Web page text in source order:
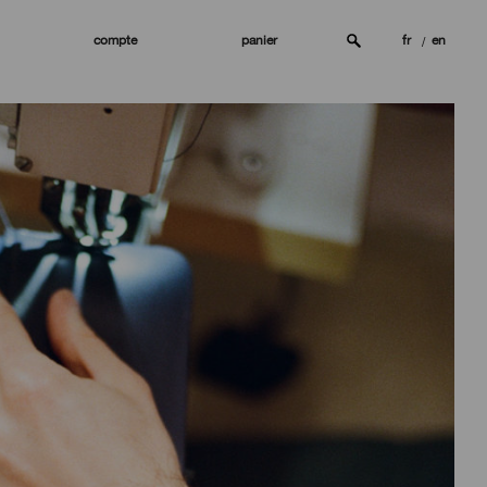
compte panier fr en